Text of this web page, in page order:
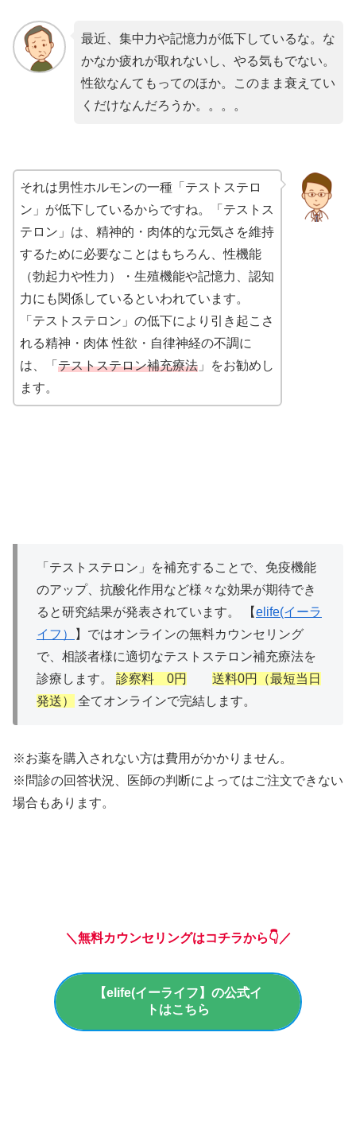
最近、集中力や記憶力が低下しているな。な
かなか疲れが取れないし、やる気もでない。
性欲なんてもってのほか。このまま衰えてい
くだけなんだろうか。。。。
それは男性ホルモンの一種「テストステロ
ン」が低下しているからですね。「テストス
テロン」は、精神的・肉体的な元気さを維持
するために必要なことはもちろん、性機能
（勃起力や性力）・生殖機能や記憶力、認知
力にも関係しているといわれています。
「テストステロン」の低下により引き起こさ
れる精神・肉体 性欲・自律神経の不調に
は、「 テストステロン補充療法 」をお勧めし
ます。
「テストステロン」を補充することで、免疫機能
のアップ、抗酸化作用など様々な効果が期待でき
ると研究結果が発表されています。 【elife(イーラ
イフ）
】ではオンラインの無料カウンセリング
で、相談者様に適切なテストステロン補充療法を
診療します。 診察料 0円
送料0円（最短当日
発送）
全てオンラインで完結します。
※お薬を購入されない方は費用がかかりません。
※問診の回答状況、医師の判断によってはご注文できない
場合もあります。
＼無料カウンセリングはコチラから👇／
【elife(イーライフ】の公式イ
トはこちら